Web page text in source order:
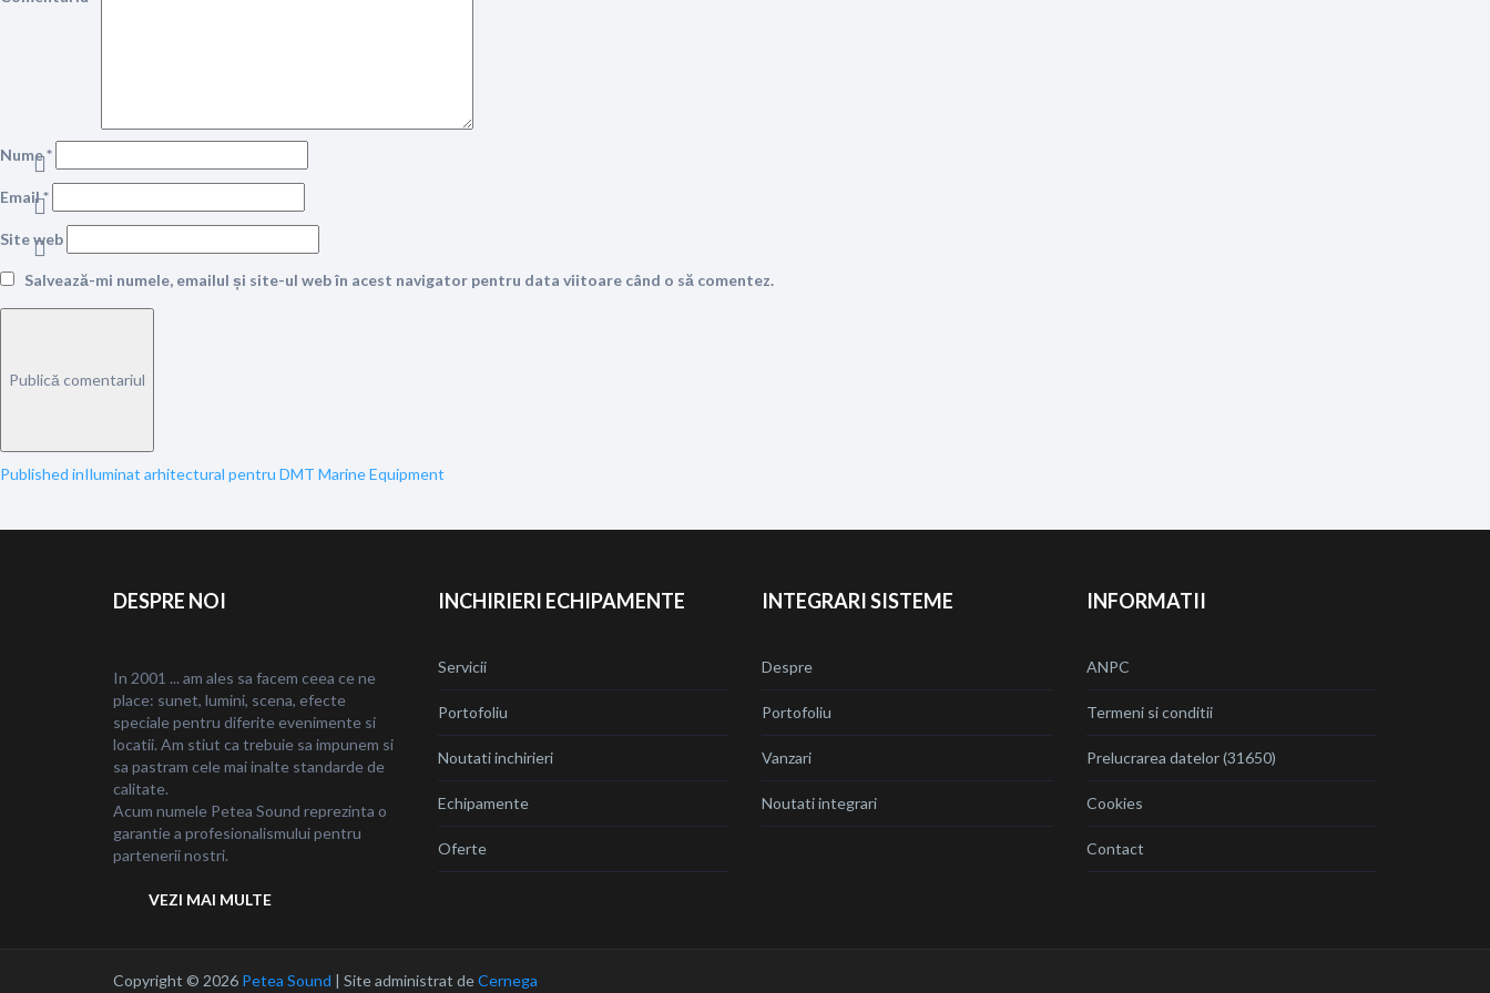
Nume*
Email*
Site web
Salvează-mi numele, emailul și site-ul web în acest navigator pentru data viitoare când o să comentez.
Navigare
Published inIluminat arhitectural pentru DMT Marine Equipment
DESPRE NOI
In 2001 ... am ales sa facem ceea ce ne
place: sunet, lumini, scena, efecte
speciale pentru diferite evenimente si
locatii. Am stiut ca trebuie sa impunem si
sa pastram cele mai inalte standarde de
calitate.
Acum numele Petea Sound reprezinta o
garantie a profesionalismului pentru
partenerii nostri.
VEZI MAI MULTE
INCHIRIERI ECHIPAMENTE
Servicii
Portofoliu
Noutati inchirieri
Echipamente
Oferte
INTEGRARI SISTEME
Despre
Portofoliu
Vanzari
Noutati integrari
INFORMATII
ANPC
Termeni si conditii
Prelucrarea datelor (31650)
Cookies
Contact
Copyright © 2026 Petea Sound | Site administrat deCernega